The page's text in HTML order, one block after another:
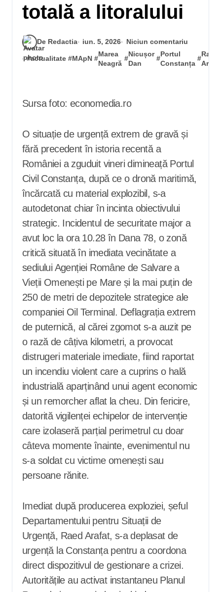
totală a litoralului
De Redactia iun. 5, 2026 Niciun comentariu
#actualitate #MApN #
Marea
Neagră
#
Nicușor
Dan
#
Portul
Constanța
#
Raed
Arafat
Sursa foto: economedia.ro
O situație de urgență extrem de gravă și
fără precedent în istoria recentă a
României a zguduit vineri dimineață Portul
Civil Constanța, după ce o dronă maritimă,
încărcată cu material explozibil, s-a
autodetonat chiar în incinta obiectivului
strategic. Incidentul de securitate major a
avut loc la ora 10.28 în Dana 78, o zonă
critică situată în imediata vecinătate a
sediului Agenției Române de Salvare a
Vieții Omenești pe Mare și la mai puțin de
250 de metri de depozitele strategice ale
companiei Oil Terminal. Deflagrația extrem
de puternică, al cărei zgomot s-a auzit pe
o rază de câțiva kilometri, a provocat
distrugeri materiale imediate, fiind raportat
un incendiu violent care a cuprins o hală
industrială aparținând unui agent economic
și un remorcher aflat la cheu. Din fericire,
datorită vigilenței echipelor de intervenție
care izolaseră parțial perimetrul cu doar
câteva momente înainte, evenimentul nu
s-a soldat cu victime omenești sau
persoane rănite.
Imediat după producerea exploziei, șeful
Departamentului pentru Situații de
Urgență, Raed Arafat, s-a deplasat de
urgență la Constanța pentru a coordona
direct dispozitivul de gestionare a crizei.
Autoritățile au activat instantaneu Planul